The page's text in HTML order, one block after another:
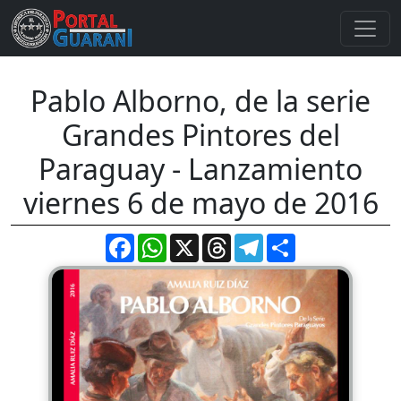
Pablo Alborno, de la serie
Grandes Pintores del
Paraguay - Lanzamiento
viernes 6 de mayo de 2016
FacebookWhatsApp
X ThreadsTelegram